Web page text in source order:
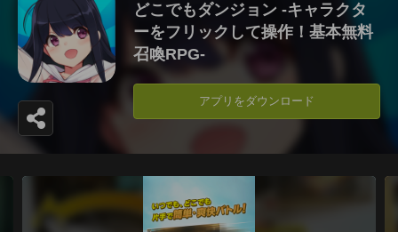
どこでもダンジョン -キャラクタ
ーをフリックして操作！基本無料
召喚RPG-
アプリをダウンロード